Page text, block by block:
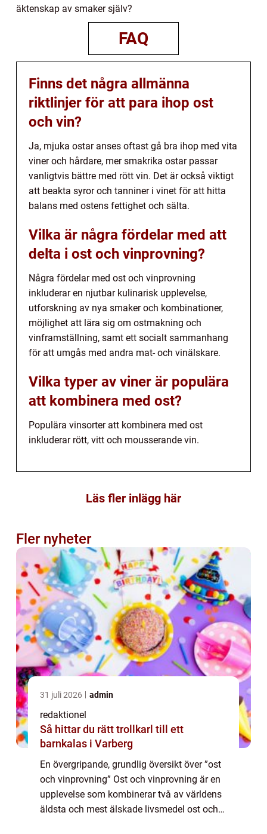
äktenskap av smaker själv?
FAQ
Finns det några allmänna
riktlinjer för att para ihop ost
och vin?
Ja, mjuka ostar anses oftast gå bra ihop med vita
viner och hårdare, mer smakrika ostar passar
vanligtvis bättre med rött vin. Det är också viktigt
att beakta syror och tanniner i vinet för att hitta
balans med ostens fettighet och sälta.
Vilka är några fördelar med att
delta i ost och vinprovning?
Några fördelar med ost och vinprovning
inkluderar en njutbar kulinarisk upplevelse,
utforskning av nya smaker och kombinationer,
möjlighet att lära sig om ostmakning och
vinframställning, samt ett socialt sammanhang
för att umgås med andra mat- och vinälskare.
Vilka typer av viner är populära
att kombinera med ost?
Populära vinsorter att kombinera med ost
inkluderar rött, vitt och mousserande vin.
Läs fler inlägg här
Fler nyheter
31 juli 2026 admin
redaktionel
Så hittar du rätt trollkarl till ett
barnkalas i Varberg
En övergripande, grundlig översikt över ”ost
och vinprovning” Ost och vinprovning är en
upplevelse som kombinerar två av världens
äldsta och mest älskade livsmedel ost och